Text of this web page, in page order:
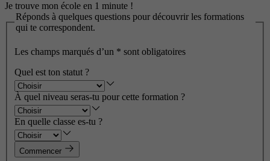
Je trouve mon école en 1 minute !
Réponds à quelques questions pour découvrir les formations
qui te correspondent.
Les champs marqués d’un * sont obligatoires
Quel est ton statut ?
À quel niveau seras-tu pour cette formation ?
En quelle classe es-tu ?
Commencer